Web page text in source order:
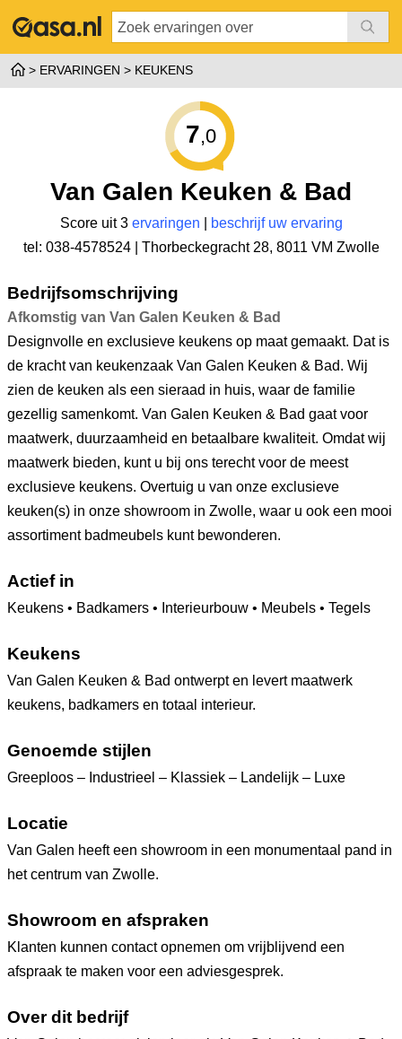
ERVARINGEN KEUKENS
7,0
Van Galen Keuken & Bad
Score uit 3 ervaringen
beschrijf uw ervaring
tel: 038-4578524 | Thorbeckegracht 28, 8011 VM Zwolle
Bedrijfsomschrijving
Afkomstig van Van Galen Keuken & Bad
Designvolle en exclusieve keukens op maat gemaakt. Dat is
de kracht van keukenzaak Van Galen Keuken & Bad. Wij
zien de keuken als een sieraad in huis, waar de familie
gezellig samenkomt. Van Galen Keuken & Bad gaat voor
maatwerk, duurzaamheid en betaalbare kwaliteit. Omdat wij
maatwerk bieden, kunt u bij ons terecht voor de meest
exclusieve keukens. Overtuig u van onze exclusieve
keuken(s) in onze showroom in Zwolle, waar u ook een mooi
assortiment badmeubels kunt bewonderen.
Actief in
Keukens • Badkamers • Interieurbouw • Meubels • Tegels
Keukens
Van Galen Keuken & Bad ontwerpt en levert maatwerk
keukens, badkamers en totaal interieur.
Genoemde stijlen
Greeploos – Industrieel – Klassiek – Landelijk – Luxe
Locatie
Van Galen heeft een showroom in een monumentaal pand in
het centrum van Zwolle.
Showroom en afspraken
Klanten kunnen contact opnemen om vrijblijvend een
afspraak te maken voor een adviesgesprek.
Over dit bedrijf